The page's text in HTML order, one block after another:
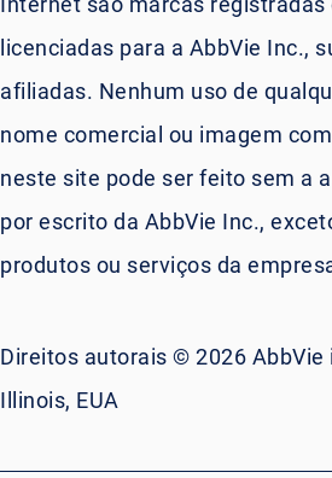
licenciadas para a AbbVie Inc.,
afiliadas. Nenhum uso de
nome comercial ou imagem
neste site pode ser feito sem a
por escrito da AbbVie Inc.,
produtos ou serviços da
Direitos autorais © 2026 AbbVie
Illinois, EUA